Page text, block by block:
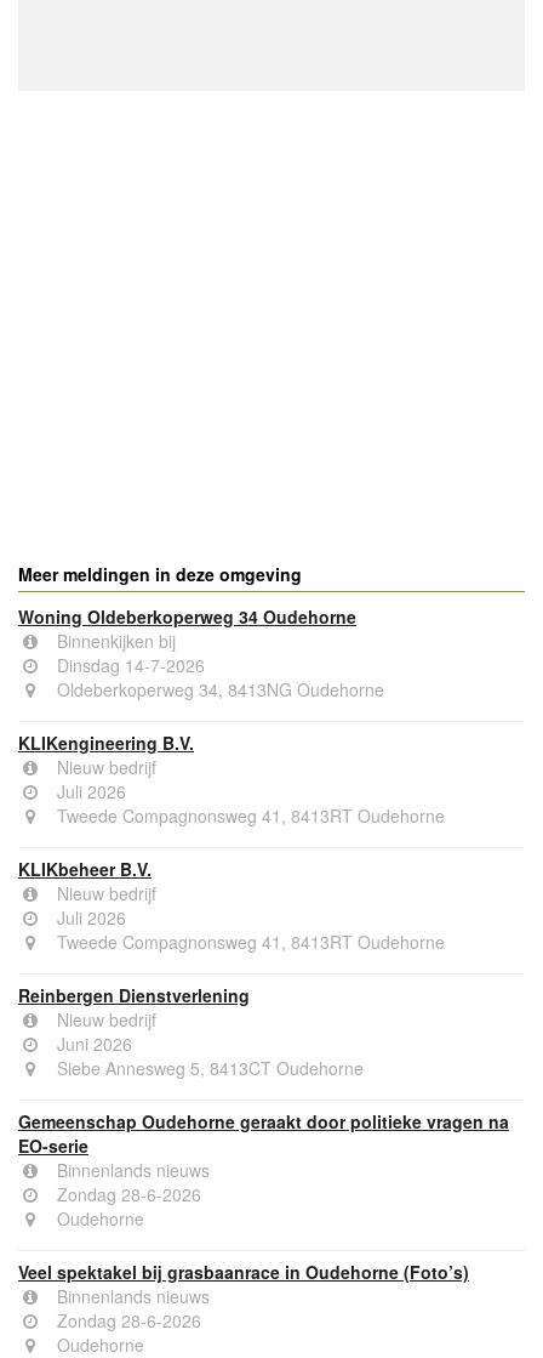
Meer meldingen in deze omgeving
Woning Oldeberkoperweg 34 Oudehorne
Binnenkijken bij
Dinsdag 14-7-2026
Oldeberkoperweg 34, 8413NG Oudehorne
KLIKengineering B.V.
Nieuw bedrijf
Juli 2026
Tweede Compagnonsweg 41, 8413RT Oudehorne
KLIKbeheer B.V.
Nieuw bedrijf
Juli 2026
Tweede Compagnonsweg 41, 8413RT Oudehorne
Reinbergen Dienstverlening
Nieuw bedrijf
Juni 2026
Siebe Annesweg 5, 8413CT Oudehorne
Gemeenschap Oudehorne geraakt door politieke vragen na
EO-serie
Binnenlands nieuws
Zondag 28-6-2026
Oudehorne
Veel spektakel bij grasbaanrace in Oudehorne (Foto’s)
Binnenlands nieuws
Zondag 28-6-2026
Oudehorne